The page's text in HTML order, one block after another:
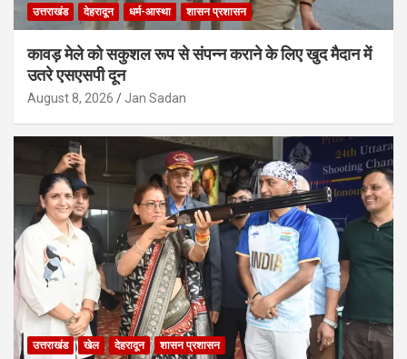
उत्तराखंड देहरादून धर्म-आस्था शासन प्रशासन
कावड़ मेले को सकुशल रूप से संपन्न कराने के लिए खुद मैदान में
उतरे एसएसपी दून
August 8, 2026 Jan Sadan
उत्तराखंड खेल देहरादून शासन प्रशासन